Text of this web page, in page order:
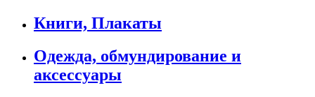
Книги, Плакаты
Одежда, обмундирование и
аксессуары